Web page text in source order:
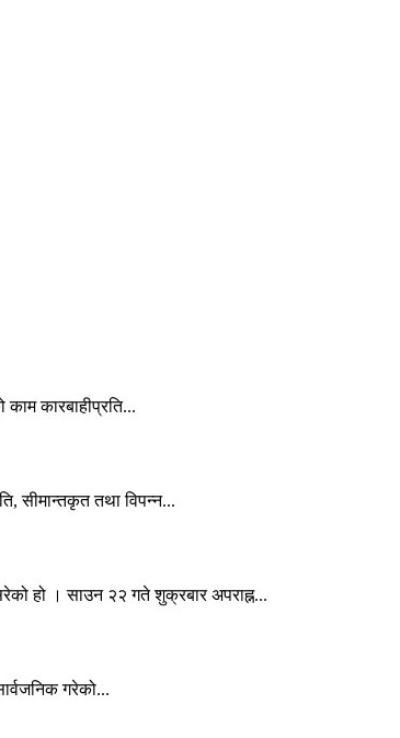
कारबाहीप्रति...
सीमान्तकृत तथा विपन्न...
हो । साउन २२ गते शुक्रबार अपराह्न...
गरेको...